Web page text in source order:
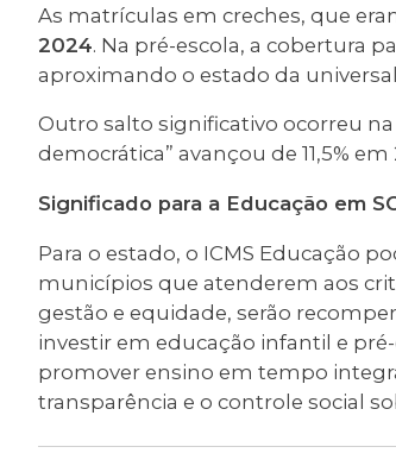
As matrículas em creches, que
2024. Na pré-escola, a cobertura
aproximando o estado da
Outro salto significativo ocorreu
democrática” avançou de 11,5% em
Significado para a Educação em
Para o estado, o ICMS Educação
municípios que atenderem aos
gestão e equidade, serão
investir em educação infantil e
promover ensino em tempo
transparência e o controle social